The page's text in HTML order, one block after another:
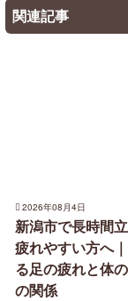
関連記事
2026年08月4日
新潟市で長時間
疲れやすい方へ
る足の疲れと体
の関係